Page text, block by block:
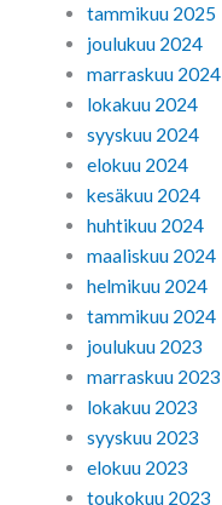
tammikuu 2025
joulukuu 2024
marraskuu 2024
lokakuu 2024
syyskuu 2024
elokuu 2024
kesäkuu 2024
huhtikuu 2024
maaliskuu 2024
helmikuu 2024
tammikuu 2024
joulukuu 2023
marraskuu 2023
lokakuu 2023
syyskuu 2023
elokuu 2023
toukokuu 2023